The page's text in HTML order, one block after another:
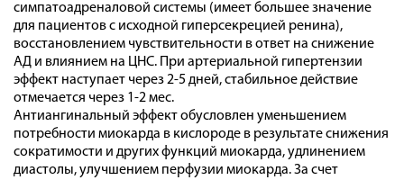
симпатоадреналовой системы (имеет большее значение
для пациентов с исходной гиперсекрецией ренина),
восстановлением чувствительности в ответ на снижение
АД и влиянием на ЦНС. При артериальной гипертензии
эффект наступает через 2-5 дней, стабильное действие
отмечается через 1-2 мес.
Антиангинальный эффект обусловлен уменьшением
потребности миокарда в кислороде в результате снижения
сократимости и других функций миокарда, удлинением
диастолы, улучшением перфузии миокарда. За счет